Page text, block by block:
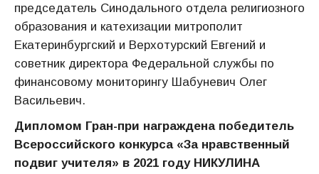
председатель Синодального отдела религиозного
образования и катехизации митрополит
Екатеринбургский и Верхотурский Евгений и
советник директора Федеральной службы по
финансовому мониторингу Шабуневич Олег
Васильевич.
Дипломом Гран-при награждена победитель
Всероссийского конкурса «За нравственный
подвиг учителя» в 2021 году НИКУЛИНА